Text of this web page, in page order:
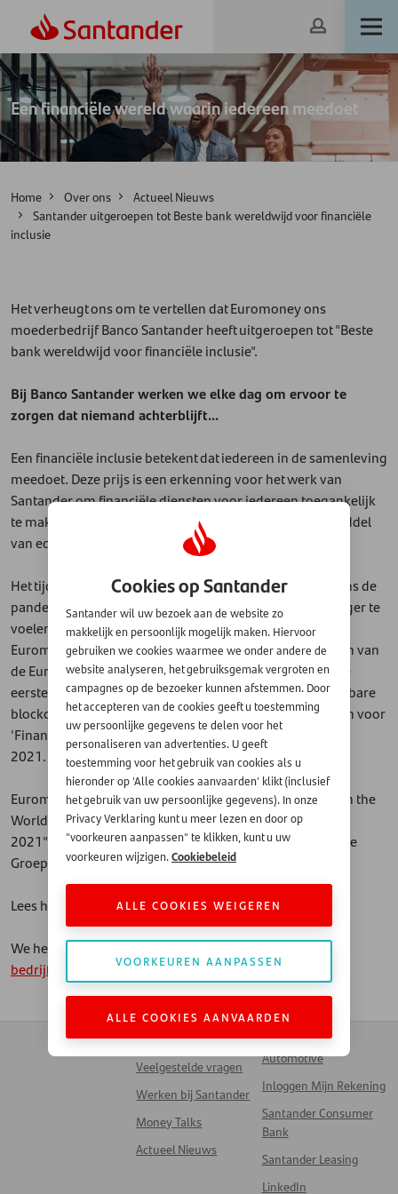
Een financiële wereld waarin iedereen meedoet
Home Over ons
Actueel Nieuws
Santander uitgeroepen tot Beste bank wereldwijd voor financiële
inclusie
Het verheugt ons om te vertellen dat Euromoney ons
moederbedrijf Banco Santander heeft uitgeroepen tot "Beste
bank wereldwijd voor financiële inclusie".
Bij Banco Santander werken we elke dag om ervoor te
zorgen dat niemand achterblijft...
Een financiële inclusie betekent dat iedereen in de samenleving
meedoet. Deze prijs is een erkenning voor het werk van
Santander om financiële diensten voor iedereen toegankelijk
te maken en om financiële kennis te verbeteren door middel
van educatieve programma's.
Het tijdschrift benadrukte ook het werk dat de bank tijdens de
pandemie heeft verricht, om mensen te helpen zich veiliger te
voelen, bij het gebruik van digitale kanalen. Ook heeft
Euromoney de rol van Santander erkend bij het adviseren van
de Europese Investeringsbank (EIB), bij de uitgifte van de
eerste digitale obligatie in de geschiedenis, via een openbare
blockchain en waarvoor de bank de prijs heeft ontvangen voor
'Financiële innovatie van het jaar'. Madrid, 10 september
2021.
Euromoney heeft Santander uitgeroepen tot 'Best Bank in the
World in Financial' in haar "Global Awards for Excellence
2021" als nieuwe erkenning voor de inspanningen van de
Groep om financiële diensten toegankelijker te maken.
Lees het volledige artikel hier.
We hebben het bericht ook gedeeld op onzeLinkedIn-
bedrijfspagina.
Contact
Veelgestelde vragen
Werken bij Santander
Money Talks
Actueel Nieuws
Zakendoen met
Automotive
Inloggen Mijn Rekening
Santander Consumer
Bank
Santander Leasing
LinkedIn
Cookies op Santander
Santander wil uw bezoek aan de website zo
makkelijk en persoonlijk mogelijk maken. Hiervoor
gebruiken we cookies waarmee we onder andere de
website analyseren, het gebruiksgemak vergroten en
campagnes op de bezoeker kunnen afstemmen. Door
het accepteren van de cookies geeft u toestemming
uw persoonlijke gegevens te delen voor het
personaliseren van advertenties. U geeft
toestemming voor het gebruik van cookies als u
hieronder op 'Alle cookies aanvaarden' klikt (inclusief
het gebruik van uw persoonlijke gegevens). In onze
Privacy Verklaring kunt u meer lezen en door op
"voorkeuren aanpassen" te klikken, kunt u uw
voorkeuren wijzigen.Cookiebeleid
ALLE COOKIES WEIGEREN
VOORKEUREN AANPASSEN
ALLE COOKIES AANVAARDEN